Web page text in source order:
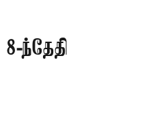
ந்தேதி